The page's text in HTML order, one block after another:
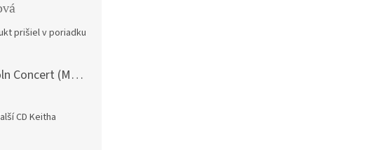
out of 5 stars.
prišiel v poriadku
Keith Jarrett - Koln Concert (Music CD)
out of 5 stars.
CD Keitha